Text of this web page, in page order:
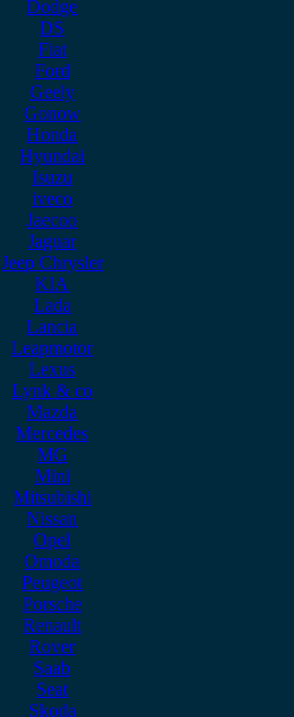
Dodge
DS
Fiat
Ford
Geely
Gonow
Honda
Hyundai
Isuzu
iveco
Jaecoo
Jaguar
Jeep Chrysler
KIA
Lada
Lancia
Leapmotor
Lexus
Lynk & co
Mazda
Mercedes
MG
Mini
Mitsubishi
Nissan
Opel
Omoda
Peugeot
Porsche
Renault
Rover
Saab
Seat
Skoda